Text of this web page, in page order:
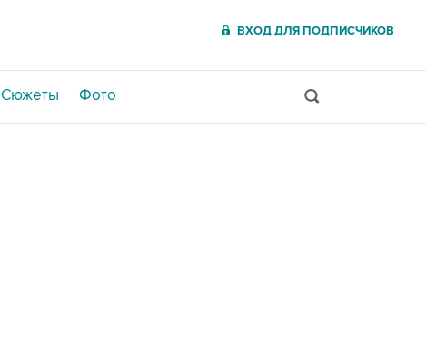
ВХОД ДЛЯ ПОДПИСЧИКОВ
Сюжеты Фото